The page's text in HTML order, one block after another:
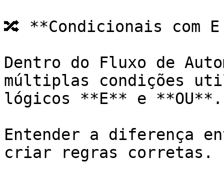
🔀 **Condicionais com E
Dentro do Fluxo de
múltiplas condições
lógicos **E** e **OU**.
Entender a diferença
criar regras corretas.